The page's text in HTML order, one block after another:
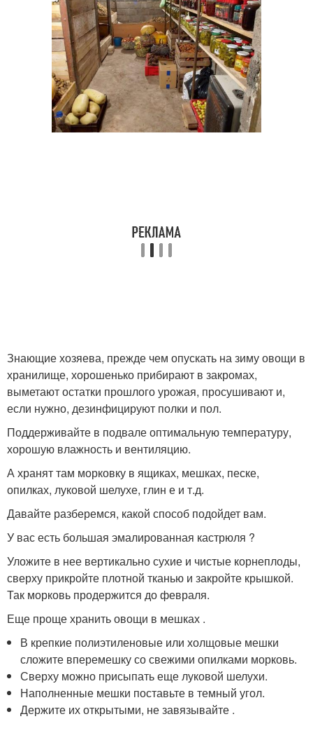
Знающие хозяева, прежде чем опускать на зиму овощи в
хранилище, хорошенько прибирают в закромах,
выметают остатки прошлого урожая, просушивают и,
если нужно, дезинфицируют полки и пол.
Поддерживайте в подвале оптимальную температуру,
хорошую влажность и вентиляцию.
А хранят там морковку в ящиках, мешках, песке,
опилках, луковой шелухе, глин е и т.д.
Давайте разберемся, какой способ подойдет вам.
У вас есть большая эмалированная кастрюля ?
Уложите в нее вертикально сухие и чистые корнеплоды,
сверху прикройте плотной тканью и закройте крышкой.
Так морковь продержится до февраля.
Еще проще хранить овощи в мешках .
В крепкие полиэтиленовые или холщовые мешки
сложите вперемешку со свежими опилками морковь.
Сверху можно присыпать еще луковой шелухи.
Наполненные мешки поставьте в темный угол.
Держите их открытыми, не завязывайте .